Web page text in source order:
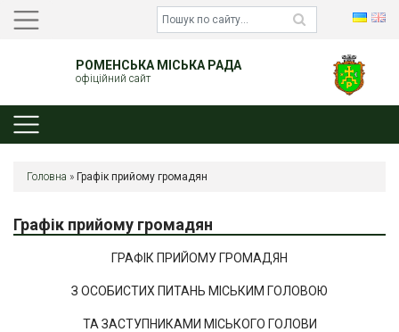
РОМЕНСЬКА МІСЬКА РАДА
офіційний сайт
Головна » Графік прийому громадян
Графік прийому громадян
ГРАФІК ПРИЙОМУ ГРОМАДЯН
З ОСОБИСТИХ ПИТАНЬ МІСЬКИМ ГОЛОВОЮ
ТА ЗАСТУПНИКАМИ МІСЬКОГО ГОЛОВИ